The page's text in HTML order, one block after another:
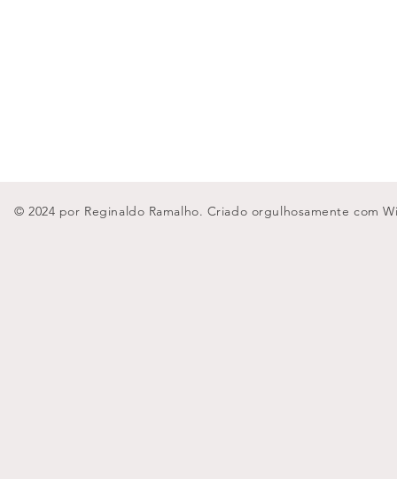
© 2024 por Reginaldo Ramalho. Criado orgulhosamente com